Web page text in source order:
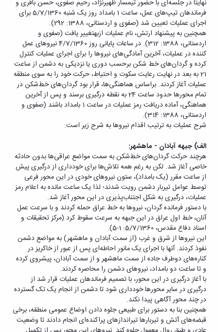
نهایتاً در جلسه‌ای با حضور تیمسار ظهیرنژاد، رحیم صفوی، حسن باقری و
فرماندهان تیپ‌های عمل، ساعت 1 بامداد روز یک شنبه 5/7/1360 برای
اجرای عملیات تعیین شد (صفوی و اردستانی، 1388: 292).
همچنین به پیشنهاد ارتش، نام عملیات ازبهتغییر یافت (صفوی و
اردستانی، 1388: 312). در ساعات پایانی روز 4/7/1360 نیروهای عمل
کننده در عملیات، آخرین آمادگی‌های نیروها را برای اجرای عملیات کنترل
کرده و گردان‌های خط شکن برحسب دوری یا نزدیکی به دشمن از ساعت
21 به بعد در نهایت رعایت سکوت و احتیاط، حرکت خود را به سوی منطقه
عملیات آغاز کردند. براساس هماهنگی‌ها، قرار بود گردان‌های خط‌شکن در
تمام محورها حدود ساعت 24 به نقطه درگیری برسند و پس از آخرین
هماهنگی، آماده دریافت رمز عملیات در ساعت 1 بامداد باشند (صفوی و
اردستانی، 1388: 314).
شرح عملیات به ترتیب اقدام نیروها به شرح زیر است:
الف) جبهه آبادان - ماهشهر:
هرچند حرکت گردان‌های خط‌شکن به سمت مواضع عراقی‌ها بدون حادثه
خاصی آغاز شد. لکن به رغم همه تلاش‌ها برای خودداری از درگیری پیش
از ساعت مقرر (یک بامداد)، ستون نیروهای خودی در این محور فرعی
توسط عوامل تیربار دشمن رویت شدند؛ لذا یک ساعت مانده به اعلام رمز
عملیات، درگیری به شکل اجتناب‌پذیری در این محور آغاز شد.
با دستور فرمانده گردان، نیروها به خط عراق حمله کردند و با سرعت عمل
آنان، خط اول عراق در این جبهه به سرعت سقوط کرد (مرکز تحقیقات و
اسناد دفاع مقدس، 5/7/1360: 1-5).
این نیروها از شرق و غرب (از سمت آبادان و ماهشهر) به مواضع دشمن
نفوذ کردند. آنها با اجرای یک مانور احاطه‌ای پس از عبور از خاکریز در
کناره‌های دوطرف جاده از سمت ماهشهر و از سمت آبادان، پیشروی کرده
و تا ساعت دو بامداد، نیروهای دشمن را محاصره کردند.
با آغاز درگیری در این محور، با تصمیم فرماندهان عملیات قرار شد از
درگیری در سایر محورها خودداری شود تا دشمن از انجام یک تک گسترده
در چند محور آگاهی پیدا نکند.
همچنین بنا به دستور برای طبیعی جلوه دادن اوضاع عمومی منطقه، برخی
قبضه‌های آتش و تیربارها تیراندازهای پراکنده‌ای انجام دادند تا وضعیت